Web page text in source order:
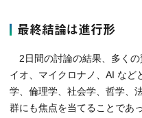
最終結論は進行形
2日間の討論の結果、多く
イオ、マイクロナノ、AI など
学、倫理学、社会学、哲学、
群にも焦点を当てることであ